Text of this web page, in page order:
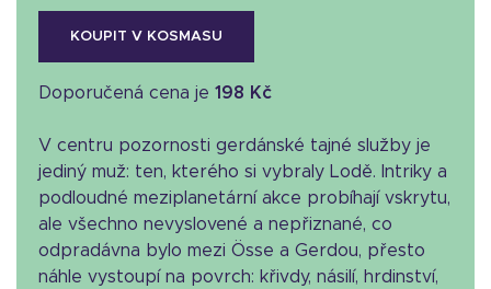
KOUPIT V KOSMASU
Doporučená cena je 198 Kč
V centru pozornosti gerdánské tajné služby je
jediný muž: ten, kterého si vybraly Lodě. Intriky a
podloudné meziplanetární akce probíhají vskrytu,
ale všechno nevyslovené a nepřiznané, co
odpradávna bylo mezi Össe a Gerdou, přesto
náhle vystoupí na povrch: křivdy, násilí, hrdinství,